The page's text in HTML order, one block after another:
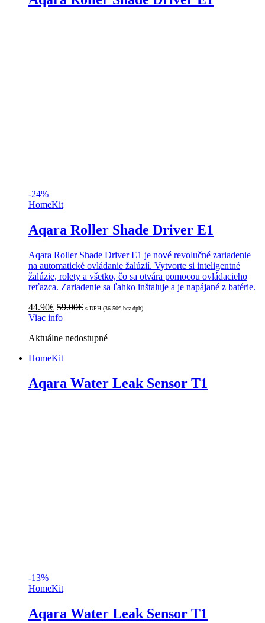
-24%
HomeKit
Aqara Roller Shade Driver E1
Aqara Roller Shade Driver E1 je nové revolučné zariadenie
na automatické ovládanie žalúzií. Vytvorte si inteligentné
žalúzie, rolety a všetko, čo sa otvára pomocou ovládacieho
reťazca. Zariadenie sa ľahko inštaluje a je napájané z batérie.
44.90€ 59.00€ s DPH (36.50€ bez dph)
Viac info
Aktuálne nedostupné
HomeKit
Aqara Water Leak Sensor T1
-13%
HomeKit
Aqara Water Leak Sensor T1